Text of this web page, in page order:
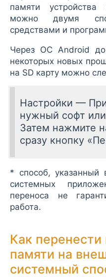
памяти
можно двумя
средствами и
Через ОС Android
некоторых новых
на SD карту можно
Настройки —
нужный софт
Затем нажмите
сразу кнопку
* способ, указанный
системных
переноса не
работа.
Как
памяти на
системный